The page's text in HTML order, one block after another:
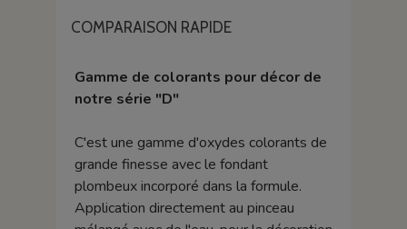
COMPARAISON RAPIDE
Gamme de colorants pour décor de
notre série "D"
C'est une gamme d'oxydes colorants de
grande finesse avec le fondant
plombeux incorporé dans la formule.
Application directement au pinceau